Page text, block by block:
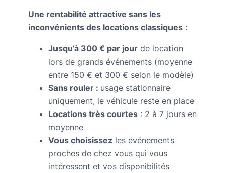
Une rentabilité attractive sans les
inconvénients des locations classiques :
Jusqu’à 300 € par jour de location
lors de grands événements (moyenne
entre 150 € et 300 € selon le modèle)
Sans rouler : usage stationnaire
uniquement, le véhicule reste en place
Locations très courtes : 2 à 7 jours en
moyenne
Vous choisissez les événements
proches de chez vous qui vous
intéressent et vos disponibilités